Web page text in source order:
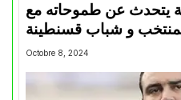
يتحدث عن طموحاته مع
و شباب قسنطينة
Octobre 8, 2024